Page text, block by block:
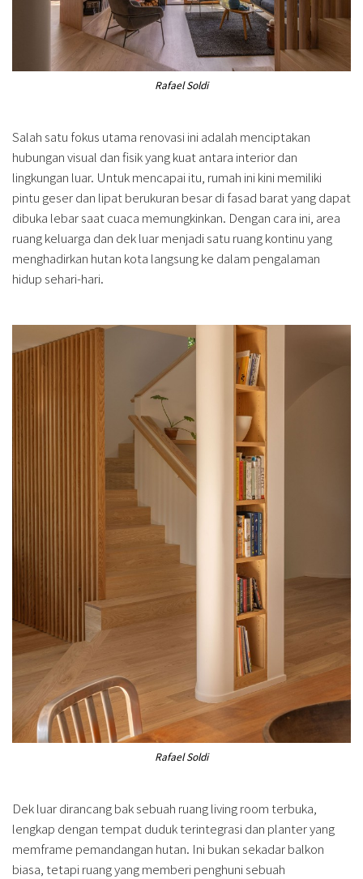
Rafael Soldi
Salah satu fokus utama renovasi ini adalah menciptakan
hubungan visual dan fisik yang kuat antara interior dan
lingkungan luar. Untuk mencapai itu, rumah ini kini memiliki
pintu geser dan lipat berukuran besar di fasad barat yang dapat
dibuka lebar saat cuaca memungkinkan. Dengan cara ini, area
ruang keluarga dan dek luar menjadi satu ruang kontinu yang
menghadirkan hutan kota langsung ke dalam pengalaman
hidup sehari-hari.
Rafael Soldi
Dek luar dirancang bak sebuah ruang living room terbuka,
lengkap dengan tempat duduk terintegrasi dan planter yang
memframe pemandangan hutan. Ini bukan sekadar balkon
biasa, tetapi ruang yang memberi penghuni sebuah